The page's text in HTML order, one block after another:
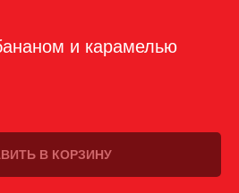
и карамелью
В КОРЗИНУ